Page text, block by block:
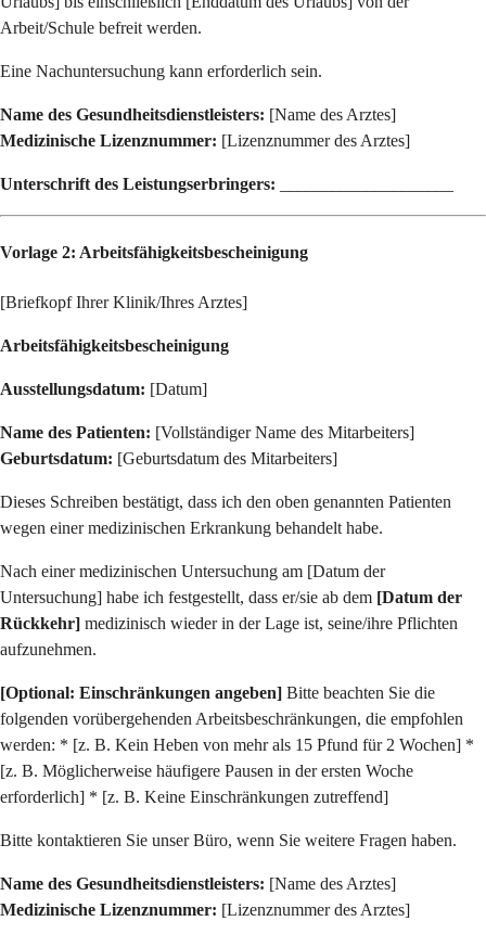
Arbeit/Schule befreit werden.
Eine Nachuntersuchung kann erforderlich sein.
Name des Gesundheitsdienstleisters: [Name des Arztes]
Medizinische Lizenznummer: [Lizenznummer des Arztes]
Unterschrift des Leistungserbringers:
Vorlage 2: Arbeitsfähigkeitsbescheinigung
[Briefkopf Ihrer Klinik/Ihres Arztes]
Arbeitsfähigkeitsbescheinigung
Ausstellungsdatum: [Datum]
Name des Patienten: [Vollständiger Name des Mitarbeiters]
Geburtsdatum: [Geburtsdatum des Mitarbeiters]
Dieses Schreiben bestätigt, dass ich den oben genannten Patienten
wegen einer medizinischen Erkrankung behandelt habe.
Nach einer medizinischen Untersuchung am [Datum der
Untersuchung] habe ich festgestellt, dass er/sie ab dem [Datum der
Rückkehr] medizinisch wieder in der Lage ist, seine/ihre Pflichten
aufzunehmen.
[Optional: Einschränkungen angeben] Bitte beachten Sie die
folgenden vorübergehenden Arbeitsbeschränkungen, die empfohlen
werden: * [z. B. Kein Heben von mehr als 15 Pfund für 2 Wochen] *
[z. B. Möglicherweise häufigere Pausen in der ersten Woche
erforderlich] * [z. B. Keine Einschränkungen zutreffend]
Bitte kontaktieren Sie unser Büro, wenn Sie weitere Fragen haben.
Name des Gesundheitsdienstleisters: [Name des Arztes]
Medizinische Lizenznummer: [Lizenznummer des Arztes]